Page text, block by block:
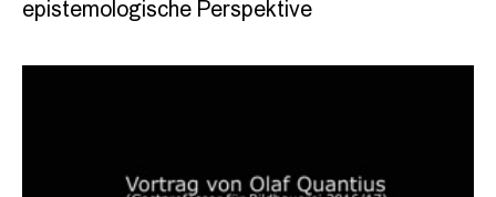
epistemologische Perspektive